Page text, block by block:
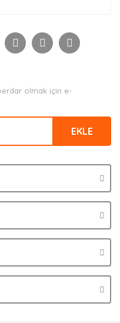
olmak için e-
EKLE